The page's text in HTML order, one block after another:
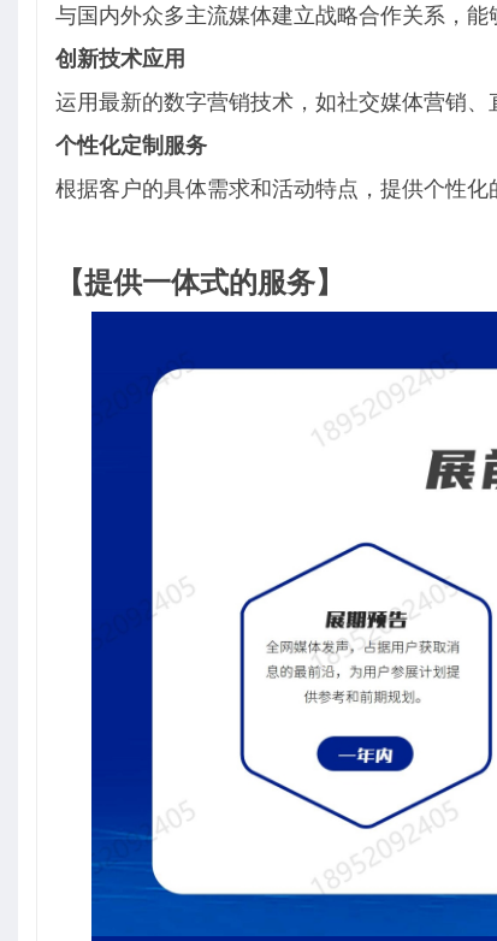
与国内外众多主流媒体建立战略合作关系，
创新技术应用
运用最新的数字营销技术，如社交媒体营销
个性化定制服务
根据客户的具体需求和活动特点，提供个性
【提供一体式的服务】